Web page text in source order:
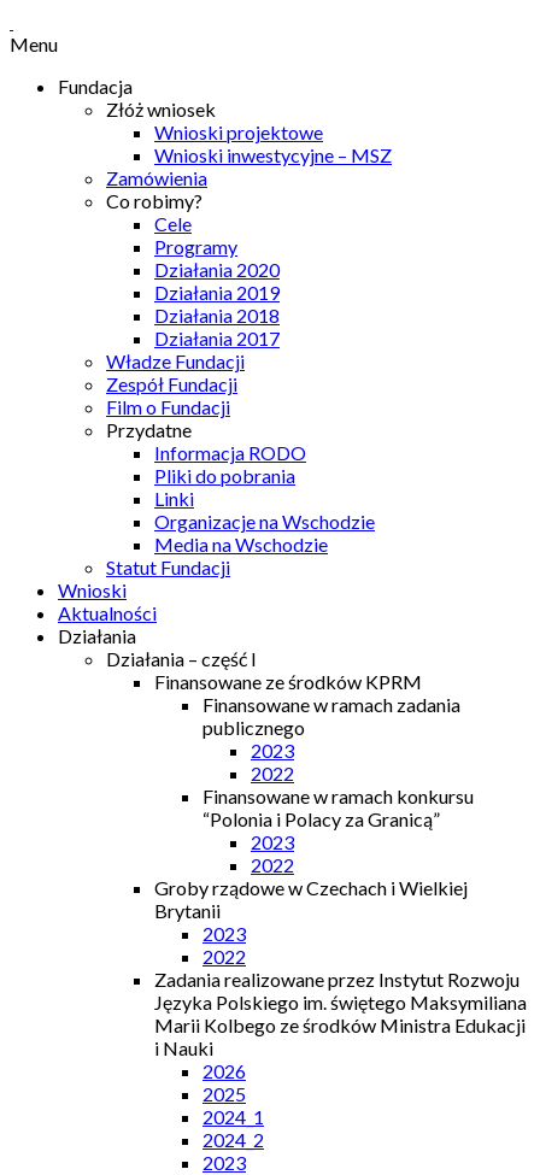
Menu
Fundacja
Złóż wniosek
Wnioski projektowe
Wnioski inwestycyjne – MSZ
Zamówienia
Co robimy?
Cele
Programy
Działania 2020
Działania 2019
Działania 2018
Działania 2017
Władze Fundacji
Zespół Fundacji
Film o Fundacji
Przydatne
Informacja RODO
Pliki do pobrania
Linki
Organizacje na Wschodzie
Media na Wschodzie
Statut Fundacji
Wnioski
Aktualności
Działania
Działania – część I
Finansowane ze środków KPRM
Finansowane w ramach zadania
publicznego
2023
2022
Finansowane w ramach konkursu
“Polonia i Polacy za Granicą”
2023
2022
Groby rządowe w Czechach i Wielkiej
Brytanii
2023
2022
Zadania realizowane przez Instytut Rozwoju
Języka Polskiego im. świętego Maksymiliana
Marii Kolbego ze środków Ministra Edukacji
i Nauki
2026
2025
2024_1
2024_2
2023